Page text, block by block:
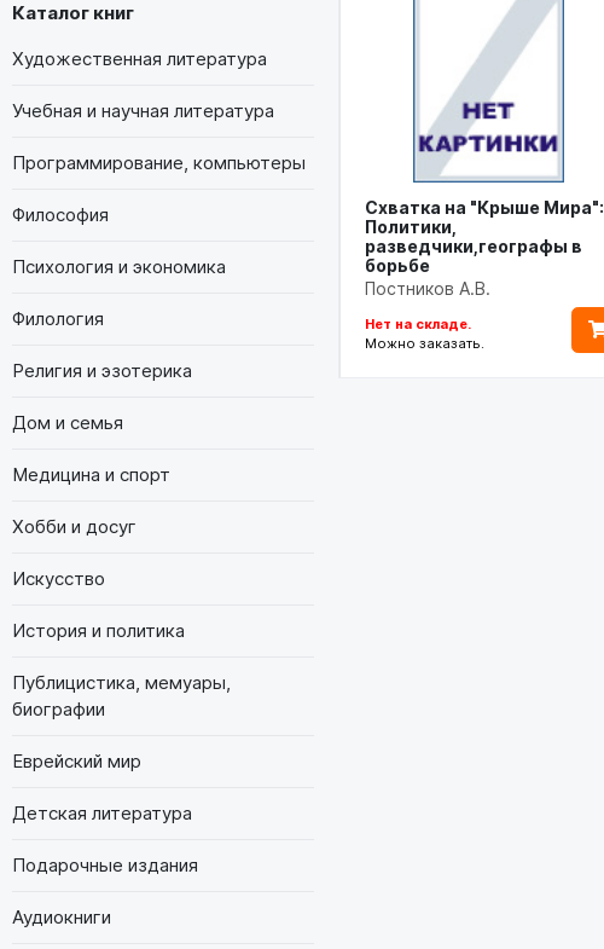
Каталог книг
Художественная литература
Учебная и научная литература
Программирование, компьютеры
Философия
Психология и экономика
Филология
Религия и эзотерика
Дом и семья
Медицина и спорт
Хобби и досуг
Искусство
История и политика
Публицистика, мемуары,
биографии
Еврейский мир
Детская литература
Подарочные издания
Аудиокниги
Схватка на "Крыше Мира":
Политики,
разведчики,географы в
борьбе
Постников А.В.
Нет на складе.
Можно заказать.